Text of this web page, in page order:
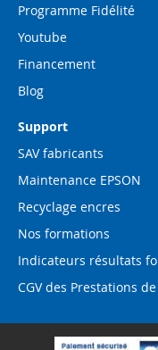
Programme Fidélité
Youtube
Financement
Blog
Support
SAV fabricants
Maintenance EPSON
Recyclage encres
Nos formations
Indicateurs résultats
CGV des Prestations